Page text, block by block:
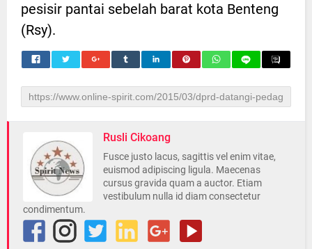
pesisir pantai sebelah barat kota Benteng
(Rsy).
Rusli Cikoang
Fusce justo lacus, sagittis vel enim vitae,
euismod adipiscing ligula. Maecenas
cursus gravida quam a auctor. Etiam
vestibulum nulla id diam consectetur
condimentum.